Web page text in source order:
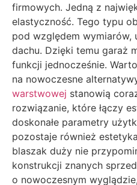
firmowych. Jedną z
elastyczność. Tego typu
pod względem wymiarów,
dachu. Dzięki temu garaż
funkcji jednocześnie.
na nowoczesne
warstwowej stanowią
rozwiązanie, które łączy
doskonałe parametry
pozostaje również
blaszak duży nie
konstrukcji znanych
o nowoczesnym